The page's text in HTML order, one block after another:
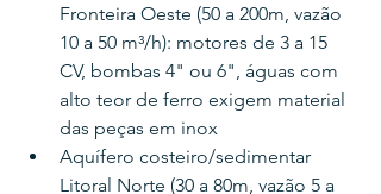
Fronteira Oeste (50 a 200m, vazão
10 a 50 m³/h): motores de 3 a 15
CV, bombas 4" ou 6", águas com
alto teor de ferro exigem material
das peças em inox
Aquífero costeiro/sedimentar
Litoral Norte (30 a 80m, vazão 5 a